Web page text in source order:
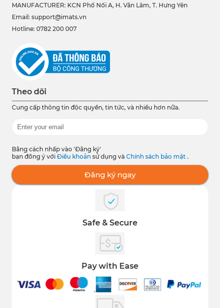
MANUFACTURER: KCN Phố Nối A, H. Văn Lâm, T. Hưng Yên
Email: support@imats.vn
Hotline: 0782 200 007
Theo dõi
Cung cấp thông tin độc quyền, tin tức, và nhiều hơn nữa.
Bằng cách nhấp vào 'Đăng ký'
bạn đồng ý với Điều khoản sử dụng và Chính sách bảo mật .
Đăng ký ngay
Safe & Secure
Pay with Ease